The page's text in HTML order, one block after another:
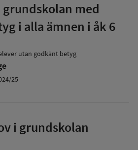
med
i alla ämnen i åk 6
utan godkänt betyg
25
i grundskolan